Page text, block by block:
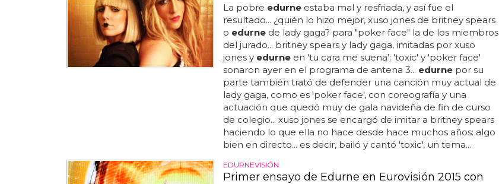
La pobre edurneestaba mal y resfriada, y así fue el
resultado... ¿quién lo hizo mejor, xuso jones de britney spears
o edurnede lady gaga? para "poker face" la de los miembros
del jurado... britney spears y lady gaga, imitadas por xuso
jones y edurneen 'tu cara me suena': 'toxic' y 'poker face'
sonaron ayer en el programa de antena 3... edurnepor su
parte también trató de defender una canción muy actual de
lady gaga, como es 'poker face', con coreografía y una
actuación que quedó muy de gala navideña de fin de curso
de colegio... xuso jones se encargó de imitar a britney spears
haciendo lo que ella no hace desde hace muchos años: algo
bien en directo... es decir, bailó y cantó 'toxic', un tema...
EDURNEVISIÓN
Primer ensayo de Edurne en Eurovisión 2015 con